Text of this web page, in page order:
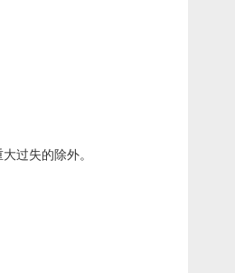
过失的除外。